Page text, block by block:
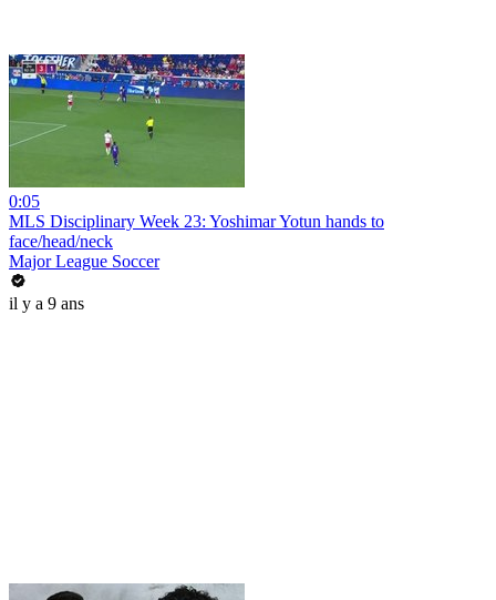
0:05
MLS Disciplinary Week 23: Yoshimar Yotun hands to
face/head/neck
Major League Soccer
il y a 9 ans